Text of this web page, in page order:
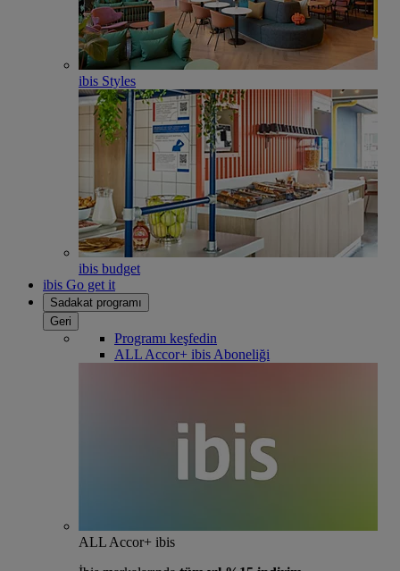
ibis Styles
ibis budget
ibis Go get it
Sadakat programı
Geri
Programı keşfedin
ALL Accor+ ibis Aboneliği
ALL Accor+ ibis